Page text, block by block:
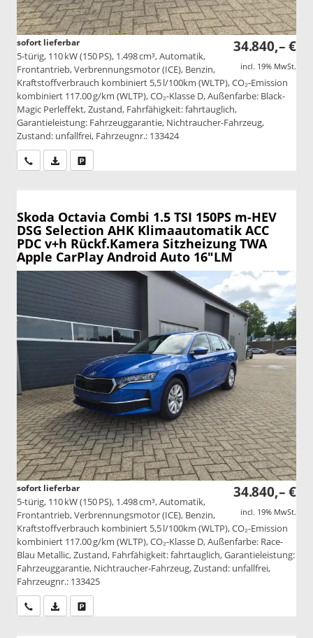
34.840,– €
incl. 19% MwSt.
sofort lieferbar
5-türig, 110 kW (150 PS), 1.498 cm³, Automatik,
Frontantrieb, Verbrennungsmotor (ICE), Benzin,
Kraftstoffverbrauch kombiniert 5,5 l/100km (WLTP), CO₂-Emission
kombiniert 117.00 g/km (WLTP), CO₂-Klasse D, Außenfarbe: Black-
Magic Perleffekt, Zustand, Fahrfähigkeit: fahrtauglich,
Garantieleistung: Fahrzeuggarantie, Nichtraucher-Fahrzeug,
Zustand: unfallfrei, Fahrzeugnr.: 133424
Wir rufen Sie anPDF-Datei, Fahrzeugexposé drucken
Skoda Octavia Combi 1.5 TSI 150PS m-HEV
DSG Selection AHK Klimaautomatik ACC
PDC v+h Rückf.Kamera Sitzheizung TWA
Apple CarPlay Android Auto 16"LM
34.840,– €
incl. 19% MwSt.
sofort lieferbar
5-türig, 110 kW (150 PS), 1.498 cm³, Automatik,
Frontantrieb, Verbrennungsmotor (ICE), Benzin,
Kraftstoffverbrauch kombiniert 5,5 l/100km (WLTP), CO₂-Emission
kombiniert 117.00 g/km (WLTP), CO₂-Klasse D, Außenfarbe: Race-
Blau Metallic, Zustand, Fahrfähigkeit: fahrtauglich, Garantieleistung:
Fahrzeuggarantie, Nichtraucher-Fahrzeug, Zustand: unfallfrei,
Fahrzeugnr.: 133425
Wir rufen Sie anPDF-Datei, Fahrzeugexposé drucken